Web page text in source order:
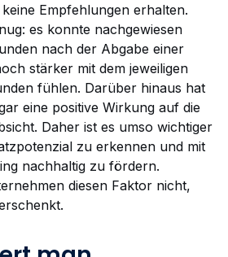
Empfehlungen erhalten.
es konnte nachgewiesen
nach der Abgabe einer
stärker mit dem jeweiligen
fühlen. Darüber hinaus hat
eine positive Wirkung auf die
Daher ist es umso wichtiger
zu erkennen und mit
nachhaltig zu fördern.
diesen Faktor nicht,